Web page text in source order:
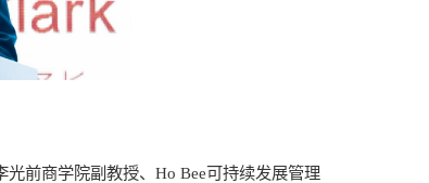
前商学院副教授、Ho Bee可持续发展管理